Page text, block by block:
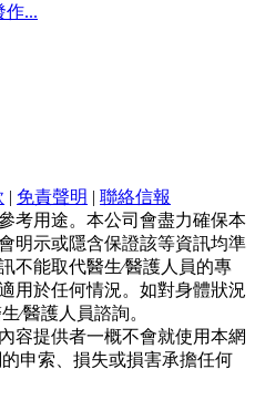
作...
| 免責聲明 | 聯絡信報
考用途。本公司會盡力確保本
明示或隱含保證該等資訊均準
不能取代醫生∕醫護人員的專
用於任何情況。如對身體狀況
∕醫護人員諮詢。
容提供者一概不會就使用本網
申索、損失或損害承擔任何